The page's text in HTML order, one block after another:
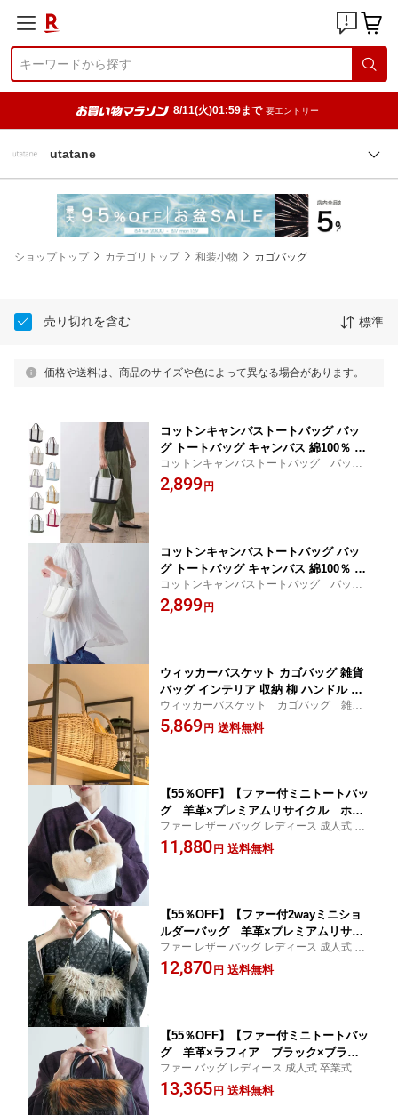
8/11(火)01:59まで 要エントリー
utatane
ショップトップ カテゴリトップ 和装小物 カゴバッグ
売り切れを含む 標準
価格や送料は、商品のサイズや色によって異なる場合があります。
コットンキャンバストートバッグ バッ
グ トートバッグ キャンバス 綿100％ 淡
色 ベージュ ラベンダー 水色 ブルー
コットンキャンバストートバッグ バッ
グ トートバッグ キャンバス 綿100％
淡色 ベージュ ラベンダー 水色 ブ
2,899 円
コットンキャンバストートバッグ バッ
グ トートバッグ キャンバス 綿100％ シ
ルバー ゴールド シャイニー マット メ
タリック
コットンキャンバストートバッグ バッ
グ トートバッグ キャンバス 綿100％
シルバー ゴールド シャイニー マッ
2,899 円
ウィッカーバスケット カゴバッグ 雑貨
バッグ インテリア 収納 柳 ハンドル 蓋
つき 丸 オーバル ピクニック
ウィッカーバスケット カゴバッグ 雑
貨 バッグ インテリア 収納 柳 ハン
ドル 蓋つき 丸 オーバル ピクニック
5,869 円 送料無料
【55％OFF】【ファー付ミニトートバッ
グ 羊革×プレミアムリサイクル ホワ
イト×クリームプードル】お洋服はもち
ろん 着物にも 同系色の草履と併せて振
ファー レザー バッグ レディース 成人式 卒
業式 カゴバッグ かごバッグ
11,880 円 送料無料
【55％OFF】【ファー付2wayミニショ
ルダーバッグ 羊革×プレミアムリサイ
クル ブラック×シュナウザーグレー】
お洋服はもちろん 着物にも 同系色の草
ファー レザー バッグ レディース 成人式 卒
業式 カゴバッグ かごバッグ ショルダー 肩
掛け
12,870 円 送料無料
【55％OFF】【ファー付ミニトートバッ
グ 羊革×ラフィア ブラック×ブラウ
ンテリア】お洋服はもちろん 着物にも
同系色の草履と併せて振袖や袴にもおす
ファー バッグ レディース 成人式 卒業式 カ
ゴバッグ かごバッグ
13,365 円 送料無料